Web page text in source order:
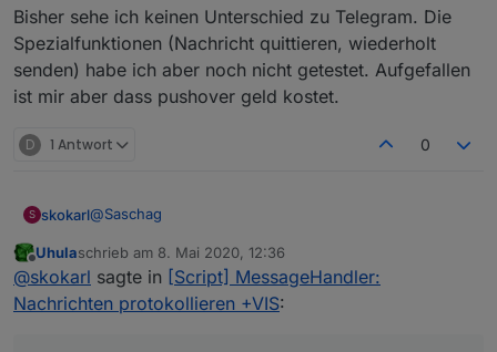
Hab es probiert aber nicht hinbekommen bin leider
noch am Anfang mit HTML und JS...:man-shrugging:
Bisher sehe ich keinen Unterschied zu Telegram. Die
Spezialfunktionen (Nachricht quittieren, wiederholt
senden) habe ich aber noch nicht getestet. Aufgefallen
ist mir aber dass pushover geld kostet.
D 1 Antwort 0
S skokarl@Saschag
Super, DANKE.
bleibt nur die Frage ob ich auf Material Design Widget
verzichten muss ??
Offline
Uhulaschrieb am 8. Mai 2020, 12:36
zuletzt editiert von
@skokarl sagte in [Script] MessageHandler:
Nachrichten protokollieren +VIS: